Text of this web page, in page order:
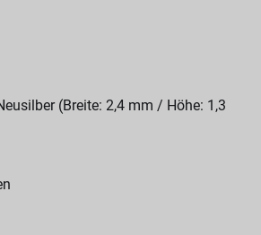
(Breite: 2,4 mm / Höhe: 1,3